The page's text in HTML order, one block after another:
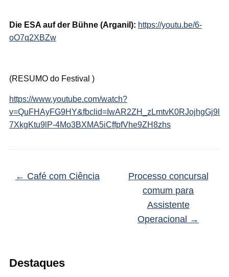
Destaques
Die ESA auf der Bühne (Arganil): https://youtu.be/6-
oO7q2XBZw
(RESUMO do Festival )
https://www.youtube.com/watch?
v=QuFHAyFG9HY&fbclid=IwAR2ZH_zLmtvK0RJojhgGj9l
7XkgKtu9lP-4Mo3BXMA5iCffpfVhe9ZH8zhs
← Café com Ciência
Processo concursal
comum para
Assistente
Operacional →